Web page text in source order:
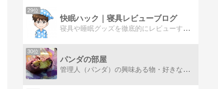
29位
快眠ハック｜寝具レビューブログ
寝具や睡眠グッズを徹底的にレビューするサイトです。デメリットもしっかりと伝えることを大切にしています。
30位
パンダの部屋
管理人（パンダ）の興味ある物・好きな食べ物・アラフォーから増え続ける悩み・気になる事・1日の出来事等を思いつくままに綴った日記